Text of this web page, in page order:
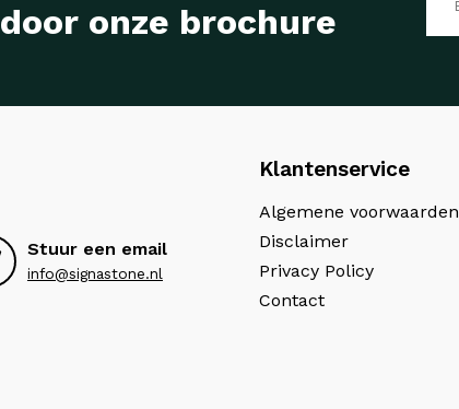
door onze brochure
Stuur een email
info@signastone.nl
Klantenservice
Algemene voorwaarden
Disclaimer
Privacy Policy
Contact